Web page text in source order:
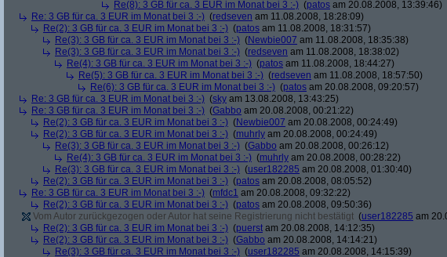
Re(8): 3 GB für ca. 3 EUR im Monat bei 3 :-) (patos am 20.08.2008, 13:39:46)
Re: 3 GB für ca. 3 EUR im Monat bei 3 :-) (redseven am 11.08.2008, 18:28:09)
Re(2): 3 GB für ca. 3 EUR im Monat bei 3 :-) (patos am 11.08.2008, 18:31:57)
Re(3): 3 GB für ca. 3 EUR im Monat bei 3 :-) (Newbie007 am 11.08.2008, 18:35:38)
Re(3): 3 GB für ca. 3 EUR im Monat bei 3 :-) (redseven am 11.08.2008, 18:38:02)
Re(4): 3 GB für ca. 3 EUR im Monat bei 3 :-) (patos am 11.08.2008, 18:44:27)
Re(5): 3 GB für ca. 3 EUR im Monat bei 3 :-) (redseven am 11.08.2008, 18:57:50)
Re(6): 3 GB für ca. 3 EUR im Monat bei 3 :-) (patos am 20.08.2008, 09:20:57)
Re: 3 GB für ca. 3 EUR im Monat bei 3 :-) (sky am 13.08.2008, 13:43:25)
Re: 3 GB für ca. 3 EUR im Monat bei 3 :-) (Gabbo am 20.08.2008, 00:21:22)
Re(2): 3 GB für ca. 3 EUR im Monat bei 3 :-) (Newbie007 am 20.08.2008, 00:24:49)
Re(2): 3 GB für ca. 3 EUR im Monat bei 3 :-) (muhrly am 20.08.2008, 00:24:49)
Re(3): 3 GB für ca. 3 EUR im Monat bei 3 :-) (Gabbo am 20.08.2008, 00:26:12)
Re(4): 3 GB für ca. 3 EUR im Monat bei 3 :-) (muhrly am 20.08.2008, 00:28:22)
Re(3): 3 GB für ca. 3 EUR im Monat bei 3 :-) (user182285 am 20.08.2008, 01:30:40)
Re(2): 3 GB für ca. 3 EUR im Monat bei 3 :-) (patos am 20.08.2008, 08:05:52)
Re: 3 GB für ca. 3 EUR im Monat bei 3 :-) (mfdc1 am 20.08.2008, 09:32:22)
Re(2): 3 GB für ca. 3 EUR im Monat bei 3 :-) (patos am 20.08.2008, 09:50:36)
Vom Autor zurückgezogen oder Autor hat seine Registrierung nicht bestätigt (user182285 am
Re(2): 3 GB für ca. 3 EUR im Monat bei 3 :-) (puerst am 20.08.2008, 14:12:35)
Re(2): 3 GB für ca. 3 EUR im Monat bei 3 :-) (Gabbo am 20.08.2008, 14:14:21)
Re(3): 3 GB für ca. 3 EUR im Monat bei 3 :-) (user182285 am 20.08.2008, 14:15:39)